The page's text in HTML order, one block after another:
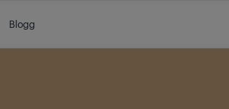
Blogg